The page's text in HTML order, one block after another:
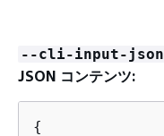
--cli-input-json
JSON コンテンツ:
{